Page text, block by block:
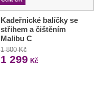
Kadeřnické balíčky se
střihem a čištěním
Malibu C
1 800 Kč
1 299 Kč